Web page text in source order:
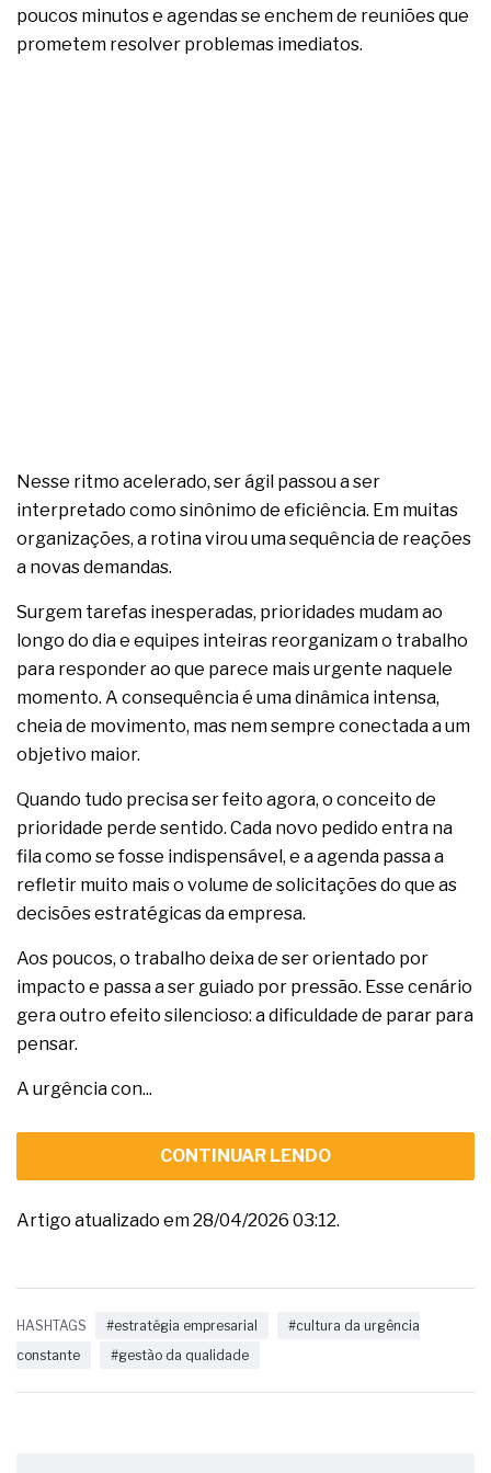
poucos minutos e agendas se enchem de reuniões que
prometem resolver problemas imediatos.
Nesse ritmo acelerado, ser ágil passou a ser
interpretado como sinônimo de eficiência. Em muitas
organizações, a rotina virou uma sequência de reações
a novas demandas.
Surgem tarefas inesperadas, prioridades mudam ao
longo do dia e equipes inteiras reorganizam o trabalho
para responder ao que parece mais urgente naquele
momento. A consequência é uma dinâmica intensa,
cheia de movimento, mas nem sempre conectada a um
objetivo maior.
Quando tudo precisa ser feito agora, o conceito de
prioridade perde sentido. Cada novo pedido entra na
fila como se fosse indispensável, e a agenda passa a
refletir muito mais o volume de solicitações do que as
decisões estratégicas da empresa.
Aos poucos, o trabalho deixa de ser orientado por
impacto e passa a ser guiado por pressão. Esse cenário
gera outro efeito silencioso: a dificuldade de parar para
pensar.
A urgência con...
CONTINUAR LENDO
Artigo atualizado em 28/04/2026 03:12.
HASHTAGS #estratégia empresarial
#cultura da urgência
constante
#gestão da qualidade